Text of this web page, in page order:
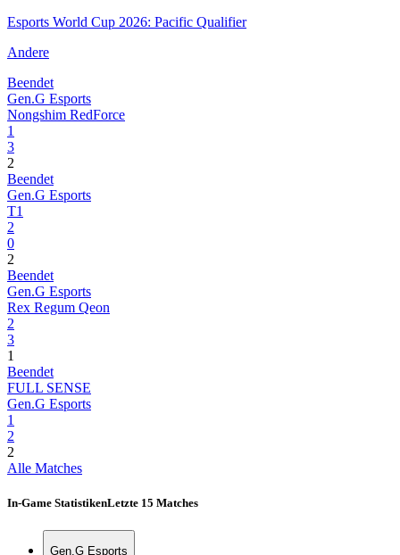
Esports World Cup 2026: Pacific Qualifier
Andere
Beendet
Gen.G Esports
Nongshim RedForce
1
3
2
Beendet
Gen.G Esports
T1
2
0
2
Beendet
Gen.G Esports
Rex Regum Qeon
2
3
1
Beendet
FULL SENSE
Gen.G Esports
1
2
2
Alle Matches
In-Game StatistikenLetzte 15 Matches
Gen.G Esports